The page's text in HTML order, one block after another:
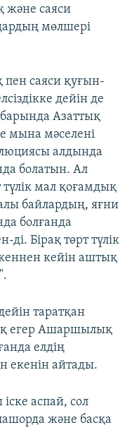
және саяси
мөлшері
саяси қуғын-
дейін де
Азаттық
мына мәселені
алдында
болатын. Ал
түлік мал қоғамдық
байлардың, яғни
болғанда
Бірақ төрт түлік
кейін аштық
таратқан
егер Ашаршылық
елдің
екенін айтады.
аспай, сол
және басқа